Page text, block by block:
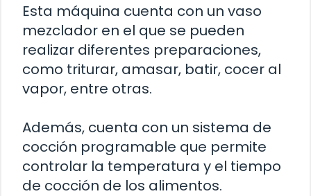
Esta máquina cuenta con un vaso
mezclador en el que se pueden
realizar diferentes preparaciones,
como triturar, amasar, batir, cocer al
vapor, entre otras.
Además, cuenta con un sistema de
cocción programable que permite
controlar la temperatura y el tiempo
de cocción de los alimentos.